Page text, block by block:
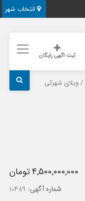
انتخاب شهر
ثبت اگهی رایگان
/ ویلای شهرکی
4,500,000,000 تومان
شماره آگهی: 10489